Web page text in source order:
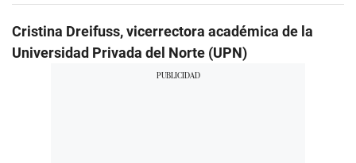
Cristina Dreifuss, vicerrectora académica de la
Universidad Privada del Norte (UPN)